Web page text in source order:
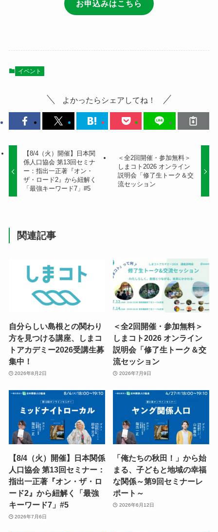
お申込みはこちら
イベント
よかったらシェアしてね！
【8/4（火）開催】日本関
係人口協会 第13回セミナ
ー：指出一正著『オン・
ザ・ロード2』から紐解く
「最強キーワード7」#5
＜全2回開催・参加無料＞
しまコト2026 オンライン
説明会「修了生トーク＆交
流セッション
関連記事
自分らしい島根との関わり
方を見つける講座、しまコ
トアカデミー2026受講生募
集中！
2026年8月2日
＜全2回開催・参加無料＞
しまコト2026 オンライン
説明会「修了生トーク＆交
流セッション
2026年7月9日
【8/4（火）開催】日本関係
人口協会 第13回セミナー：
指出一正著『オン・ザ・ロ
ード2』から紐解く「最強
キーワード7」#5
2026年7月6日
「俺たちの秋田！」から始
まる、子どもと地域の幸福
な関係～第9回セミナーレ
ポート～
2026年6月12日